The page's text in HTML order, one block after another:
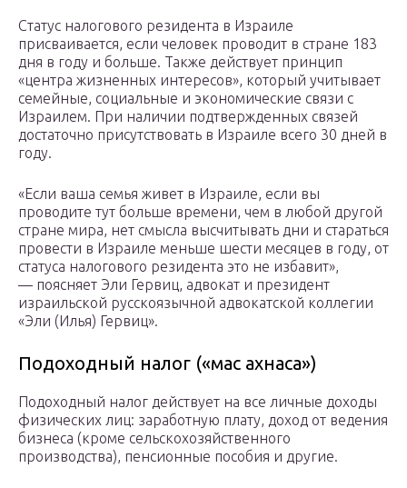
Статус налогового резидента в Израиле
присваивается, если человек проводит в стране 183
дня в году и больше. Также действует принцип
«центра жизненных интересов», который учитывает
семейные, социальные и экономические связи с
Израилем. При наличии подтвержденных связей
достаточно присутствовать в Израиле всего 30 дней в
году.
«Если ваша семья живет в Израиле, если вы
проводите тут больше времени, чем в любой другой
стране мира, нет смысла высчитывать дни и стараться
провести в Израиле меньше шести месяцев в году, от
статуса налогового резидента это не избавит»,
— поясняет Эли Гервиц, адвокат и президент
израильской русскоязычной адвокатской коллегии
«Эли (Илья) Гервиц».
Подоходный налог («мас ахнаса»)
Подоходный налог действует на все личные доходы
физических лиц: заработную плату, доход от ведения
бизнеса (кроме сельскохозяйственного
производства), пенсионные пособия и другие.